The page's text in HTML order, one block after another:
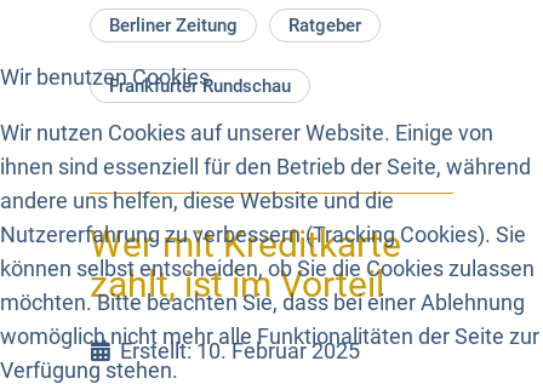
Berliner Zeitung Ratgeber
Frankfurter Rundschau
Wer mit Kreditkarte
zahlt, ist im Vorteil
Erstellt: 10. Februar 2025
Wir benutzen Cookies
Wir nutzen Cookies auf unserer Website. Einige von
ihnen sind essenziell für den Betrieb der Seite, während
andere uns helfen, diese Website und die
Nutzererfahrung zu verbessern (Tracking Cookies). Sie
können selbst entscheiden, ob Sie die Cookies zulassen
möchten. Bitte beachten Sie, dass bei einer Ablehnung
womöglich nicht mehr alle Funktionalitäten der Seite zur
Verfügung stehen.